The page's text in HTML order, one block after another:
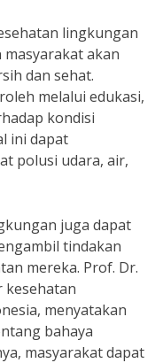
lingkungan
akan
dan sehat.
melalui edukasi,
kondisi
ini dapat
polusi udara, air,
juga dapat
tindakan
mereka. Prof. Dr.
kesehatan
menyatakan
bahaya
masyarakat dapat